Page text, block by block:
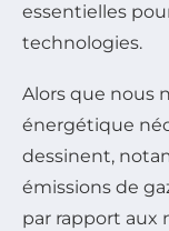
essentielles
technologies.
Alors que nous
énergétique
dessinent,
émissions de
par rapport aux